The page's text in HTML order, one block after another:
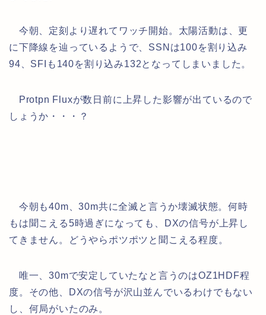
今朝、定刻より遅れてワッチ開始。太陽活動は、更
に下降線を辿っているようで、SSNは100を割り込み
94、SFIも140を割り込み132となってしまいました。
Protpn Fluxが数日前に上昇した影響が出ているので
しょうか・・・？
今朝も40m、30m共に全滅と言うか壊滅状態。何時
もは聞こえる5時過ぎになっても、DXの信号が上昇し
てきません。どうやらポツポツと聞こえる程度。
唯一、30mで安定していたなと言うのはOZ1HDF程
度。その他、DXの信号が沢山並んでいるわけでもない
し、何局がいたのみ。